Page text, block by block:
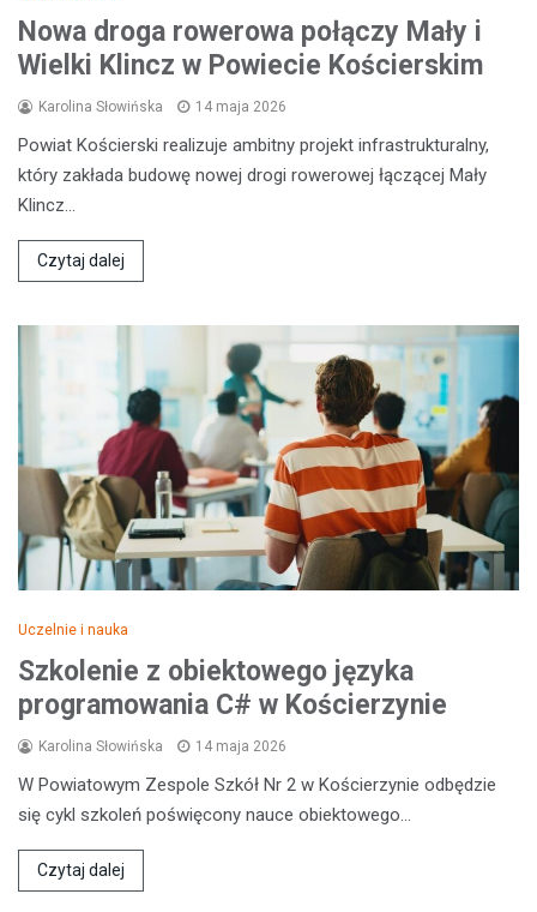
Nowa droga rowerowa połączy Mały i
Wielki Klincz w Powiecie Kościerskim
Karolina Słowińska 14 maja 2026
Powiat Kościerski realizuje ambitny projekt infrastrukturalny,
który zakłada budowę nowej drogi rowerowej łączącej Mały
Klincz…
Czytaj dalej
Uczelnie i nauka
Szkolenie z obiektowego języka
programowania C# w Kościerzynie
Karolina Słowińska 14 maja 2026
W Powiatowym Zespole Szkół Nr 2 w Kościerzynie odbędzie
się cykl szkoleń poświęcony nauce obiektowego…
Czytaj dalej